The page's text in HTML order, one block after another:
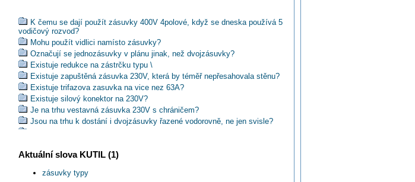
K čemu se dají použít zásuvky 400V 4polové, když se dneska používá 5
vodičový rozvod?
Mohu použít vidlici namísto zásuvky?
Označují se jednozásuvky v plánu jinak, než dvojzásuvky?
Existuje redukce na zástrčku typu \
Existuje zapuštěná zásuvka 230V, která by téměř nepřesahovala stěnu?
Existuje trifazova zasuvka na vice nez 63A?
Existuje silový konektor na 230V?
Je na trhu vestavná zásuvka 230V s chráničem?
Jsou na trhu k dostání i dvojzásuvky řazené vodorovně, ne jen svisle?
Vyrábí se vícepes připevnitelný na zeď???
Existuje zástrčka na 230V pro montáž do zdi?
Aktuální slova KUTIL (1)
zásuvky typy